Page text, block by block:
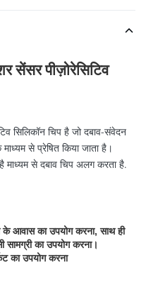
सेंसर पीज़ोरेसिटिव
सिलिकॉन चिप है जो दबाव-संवेदन
से प्रेषित किया जाता है।
माध्यम से दबाव चिप अलग करता है.
आवास का उपयोग करना, साथ ही
का उपयोग करना।
का उपयोग करना